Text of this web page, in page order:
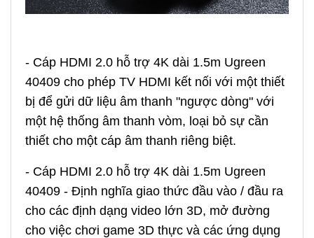
- Cáp HDMI 2.0 hỗ trợ 4K dài 1.5m Ugreen
40409 cho phép TV HDMI kết nối với một thiết
bị để gửi dữ liệu âm thanh "ngược dòng" với
một hệ thống âm thanh vòm, loại bỏ sự cần
thiết cho một cáp âm thanh riêng biệt.
- Cáp HDMI 2.0 hỗ trợ 4K dài 1.5m Ugreen
40409 - Định nghĩa giao thức đầu vào / đầu ra
cho các định dạng video lớn 3D, mở đường
cho việc chơi game 3D thực và các ứng dụng